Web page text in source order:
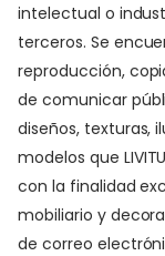
intelectual o
terceros. Se
reproducción,
de comunicar
diseños, texturas,
modelos que
con la finalidad
mobiliario y
de correo